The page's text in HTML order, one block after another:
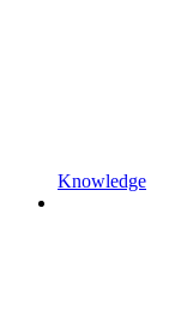
Knowledge